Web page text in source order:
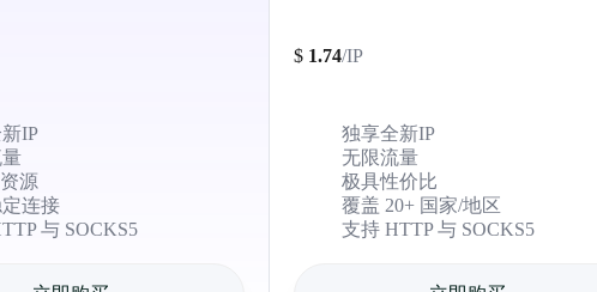
IP
源
连接
与 SOCKS5
$ 1.74/IP
独享全新IP
无限流量
极具性价比
覆盖 20+ 国家/地区
支持 HTTP 与 SOCKS5